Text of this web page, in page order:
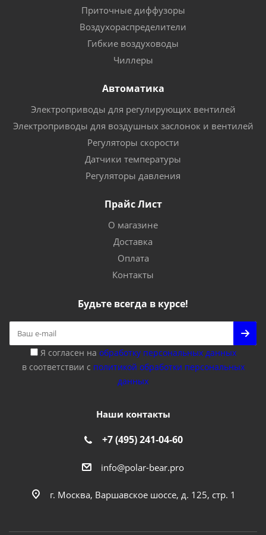
Приточные диффузоры
Воздухораспределители
Гибкие воздуховоды
Чиллеры
Автоматика
Электроприводы для регулирующих вентилей
Электроприводы для воздушных заслонок и вентилей
Регуляторы скорости
Датчики температуры
Регуляторы давления
Прайс Лист
О магазине
Доставка
Оплата
Контакты
Будьте всегда в курсе!
Я согласен на обработку персональных данных
в соответствии с политикой обработки персональных
данных
Наши контакты
+7 (495) 241-04-60
info@polar-bear.pro
г. Москва, Варшавское шоссе, д. 125, стр. 1